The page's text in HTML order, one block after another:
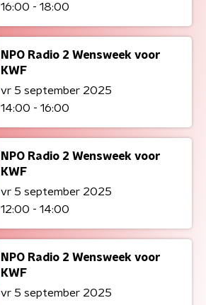
16:00 - 18:00
NPO Radio 2 Wensweek voor
KWF
vr 5 september 2025
14:00 - 16:00
NPO Radio 2 Wensweek voor
KWF
vr 5 september 2025
12:00 - 14:00
NPO Radio 2 Wensweek voor
KWF
vr 5 september 2025